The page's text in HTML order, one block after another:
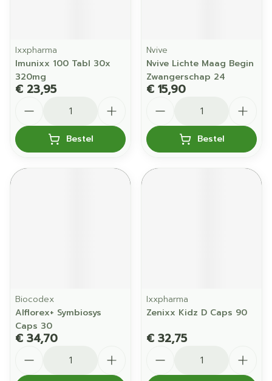
Ixxpharma
Imunixx 100 Tabl 30x
320mg
€ 23,95
Bestel
Nvive
Nvive Lichte Maag Begin
Zwangerschap 24
€ 15,90
Bestel
Biocodex
Alflorex+ Symbiosys
Caps 30
€ 34,70
Ixxpharma
Zenixx Kidz D Caps 90
€ 32,75